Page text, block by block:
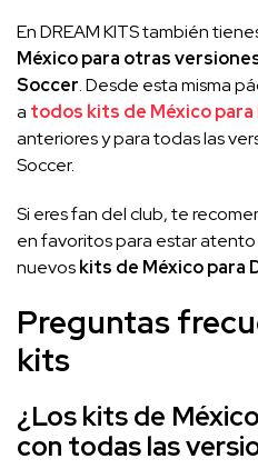
En DREAM KITS también
México para otras
Soccer. Desde esta misma
a todos kits de México para
anteriores y para todas las
Soccer.
Si eres fan del club, te
en favoritos para estar
nuevoskits de México para
Preguntas
kits
¿Los kits de
con todas las